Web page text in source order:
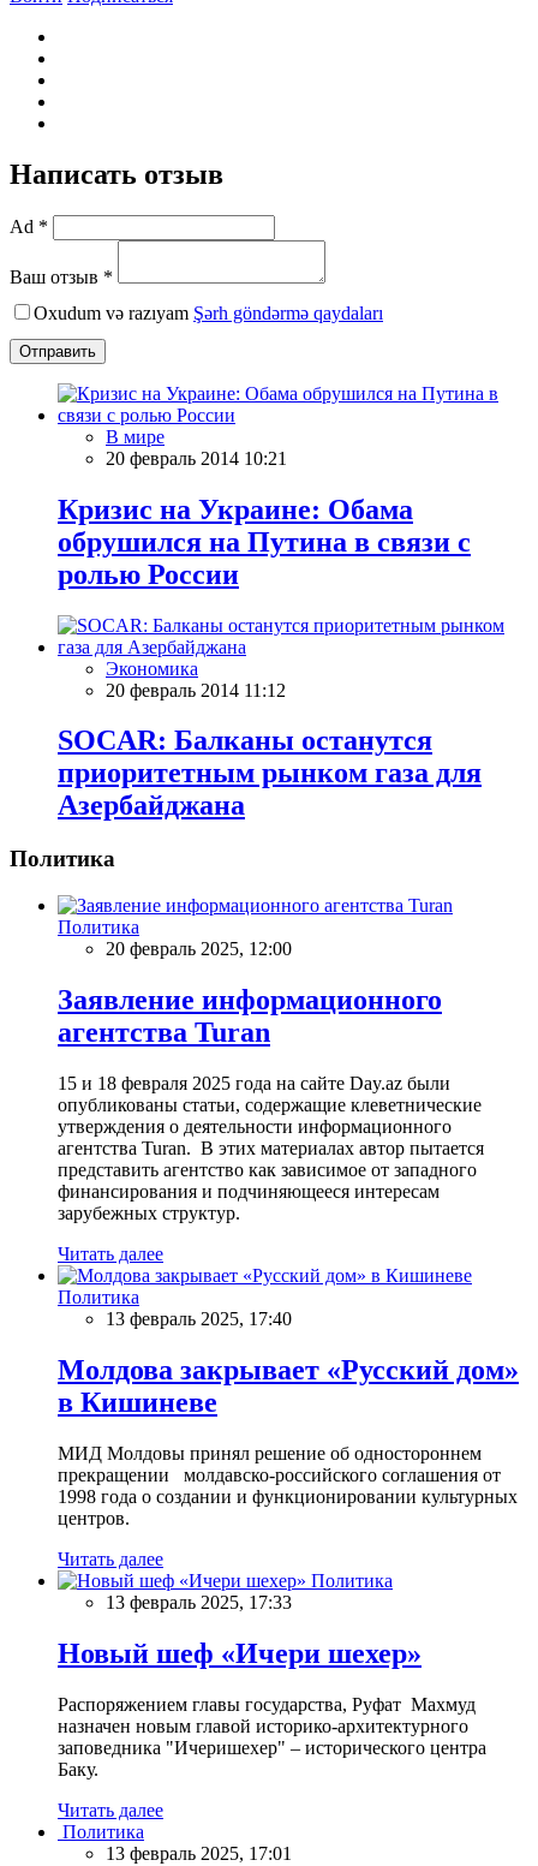
Написать отзыв
Ad *
Ваш отзыв *
Oxudum və razıyam Şərh göndərmə qaydaları
Отправить
В мире
20 февраль 2014 10:21
Кризис на Украине: Обама
обрушился на Путина в связи с
ролью России
Экономика
20 февраль 2014 11:12
SOCAR: Балканы останутся
приоритетным рынком газа для
Азербайджана
Политика
Политика
20 февраль 2025, 12:00
Заявление информационного
агентства Turan
15 и 18 февраля 2025 года на сайте Day.az были
опубликованы статьи, содержащие клеветнические
утверждения о деятельности информационного
агентства Turan. В этих материалах автор пытается
представить агентство как зависимое от западного
финансирования и подчиняющееся интересам
зарубежных структур.
Читать далее
Политика
13 февраль 2025, 17:40
Молдова закрывает «Русский дом»
в Кишиневе
МИД Молдовы принял решение об одностороннем
прекращении молдавско-российского соглашения от
1998 года о создании и функционировании культурных
центров.
Читать далее
Политика
13 февраль 2025, 17:33
Новый шеф «Ичери шехер»
Распоряжением главы государства, Руфат Махмуд
назначен новым главой историко-архитектурного
заповедника "Ичеришехер" – исторического центра
Баку.
Читать далее
Политика
13 февраль 2025, 17:01